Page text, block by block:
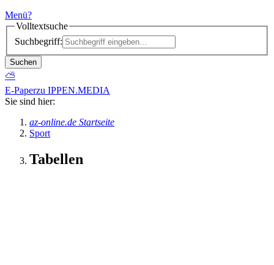
Menü?
Volltextsuche
Suchbegriff:
Suchen
⛅
E-Paperzu IPPEN.MEDIA
Sie sind hier:
az-online.de Startseite
Sport
Tabellen